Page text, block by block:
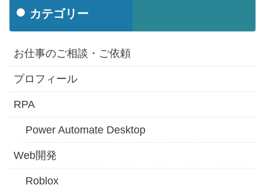
カテゴリー
お仕事のご相談・ご依頼
プロフィール
RPA
Power Automate Desktop
Web開発
Roblox